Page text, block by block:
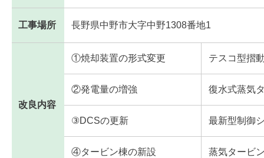
工事場所 長野県中野市大字中野1308番地1
改良内容
①焼却装置の形式変更 テスコ型摺
②発電量の増強 復水式蒸気
③DCSの更新 最新型制御
④タービン棟の新設 蒸気タービ